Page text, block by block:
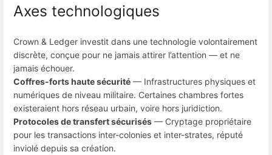
Axes technologiques
Crown & Ledger investit dans une technologie volontairement
discrète, conçue pour ne jamais attirer l’attention — et ne
jamais échouer.
Coffres-forts haute sécurité — Infrastructures physiques et
numériques de niveau militaire. Certaines chambres fortes
existeraient hors réseau urbain, voire hors juridiction.
Protocoles de transfert sécurisés — Cryptage propriétaire
pour les transactions inter-colonies et inter-strates, réputé
inviolé depuis sa création.